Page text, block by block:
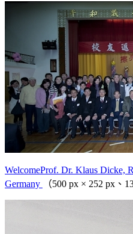
WelcomeProf. Dr. Klaus Dicke,
Germany
（500 px × 252 px、